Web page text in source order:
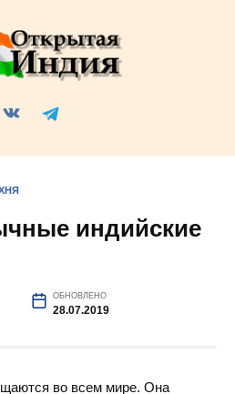
индийские
ОБНОВЛЕНО
28.07.2019
во всем мире. Она